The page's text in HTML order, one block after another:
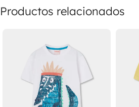
Productos relacionados